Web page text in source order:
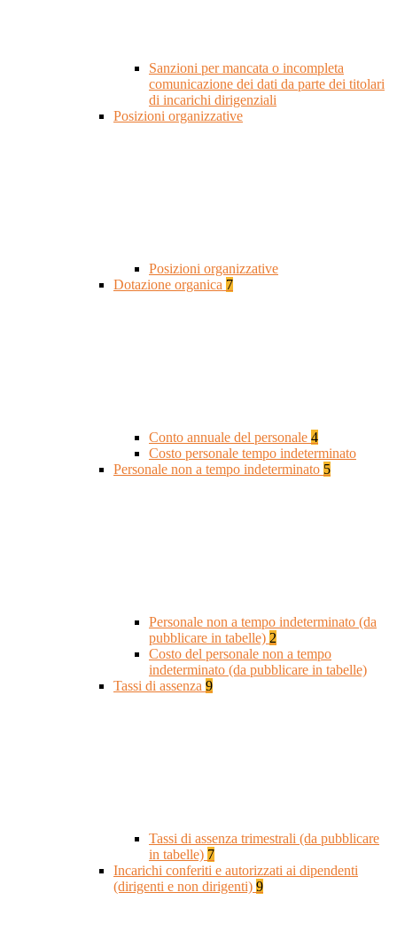
Sanzioni per mancata o incompleta
comunicazione dei dati da parte dei titolari
di incarichi dirigenziali
Posizioni organizzative
Posizioni organizzative
Dotazione organica 7
Conto annuale del personale 4
Costo personale tempo indeterminato
Personale non a tempo indeterminato 5
Personale non a tempo indeterminato (da
pubblicare in tabelle) 2
Costo del personale non a tempo
indeterminato (da pubblicare in tabelle)
Tassi di assenza 9
Tassi di assenza trimestrali (da pubblicare
in tabelle) 7
Incarichi conferiti e autorizzati ai dipendenti
(dirigenti e non dirigenti) 9